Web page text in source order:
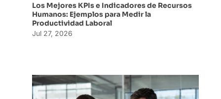
Los Mejores KPIs e Indicadores de Recursos
Humanos: Ejemplos para Medir la
Productividad Laboral
Jul 27, 2026